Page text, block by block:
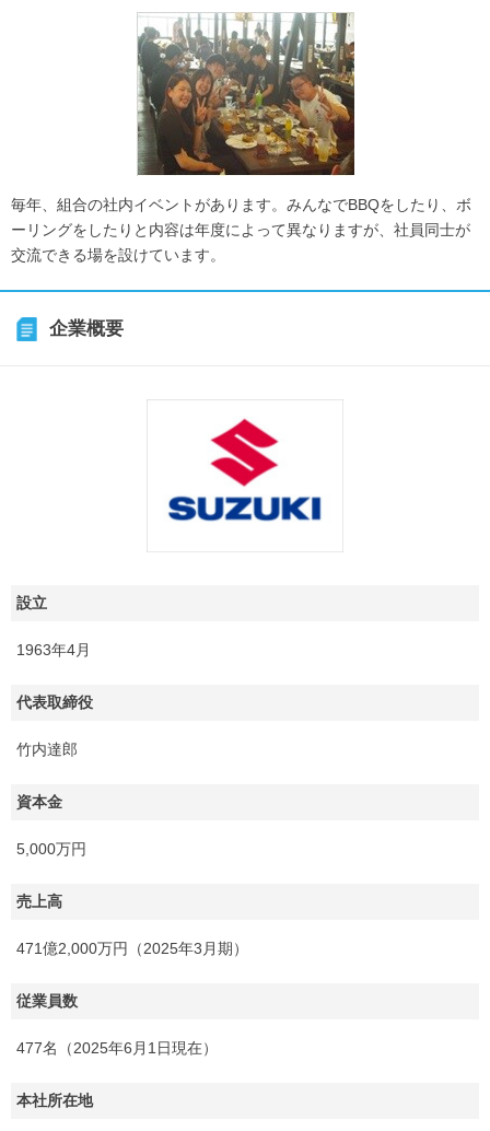
毎年、組合の社内イベントがあります。みんなでBBQをしたり、ボ
ーリングをしたりと内容は年度によって異なりますが、社員同士が
交流できる場を設けています。
企業概要
設立
1963年4月
代表取締役
竹内達郎
資本金
5,000万円
売上高
471億2,000万円（2025年3月期）
従業員数
477名（2025年6月1日現在）
本社所在地